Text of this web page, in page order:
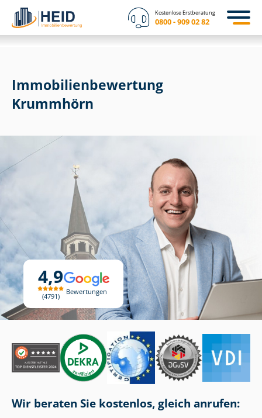
Kostenlose Erstberatung
0800 - 909 02 82
4,9
4791
Bewertungen
Immobilien­bewertung
Krummhörn
Wir beraten Sie kostenlos, gleich anrufen: